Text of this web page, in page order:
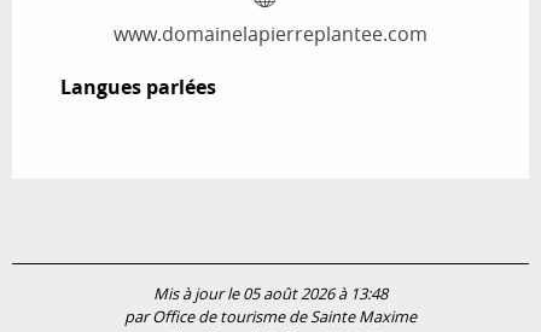
www.domainelapierreplantee.com
Langues parlées
Langues parlées
Mis à jour le 05 août 2026 à 13:48
par Office de tourisme de Sainte Maxime